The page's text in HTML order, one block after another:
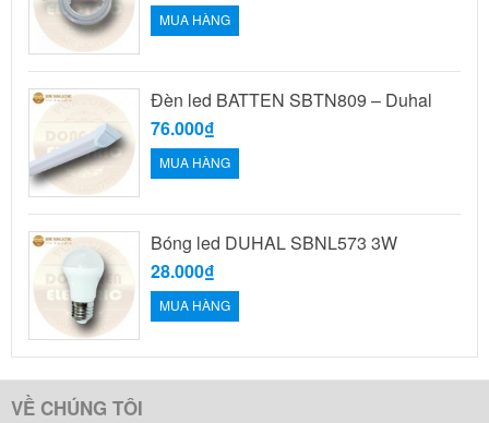
MUA HÀNG
Đèn led BATTEN SBTN809 – Duhal
76.000₫
MUA HÀNG
Bóng led DUHAL SBNL573 3W
28.000₫
MUA HÀNG
VỀ CHÚNG TÔI